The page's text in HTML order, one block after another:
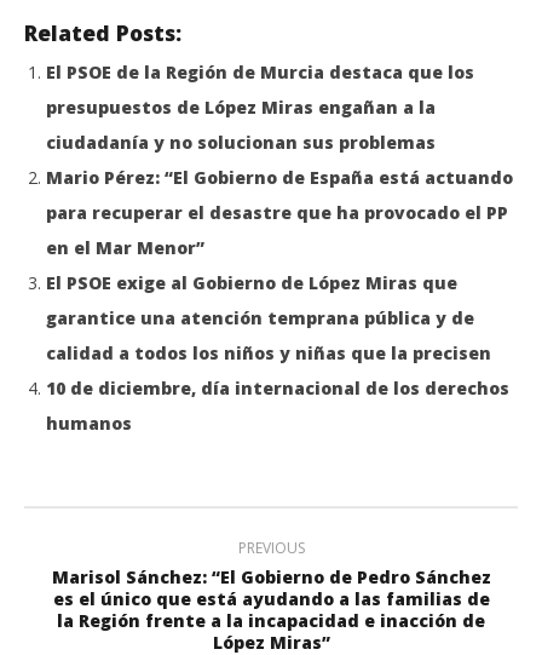
Related Posts:
El PSOE de la Región de Murcia destaca que los
presupuestos de López Miras engañan a la
ciudadanía y no solucionan sus problemas
Mario Pérez: “El Gobierno de España está actuando
para recuperar el desastre que ha provocado el PP
en el Mar Menor”
El PSOE exige al Gobierno de López Miras que
garantice una atención temprana pública y de
calidad a todos los niños y niñas que la precisen
10 de diciembre, día internacional de los derechos
humanos
PREVIOUS
Marisol Sánchez: “El Gobierno de Pedro Sánchez
es el único que está ayudando a las familias de
la Región frente a la incapacidad e inacción de
López Miras”